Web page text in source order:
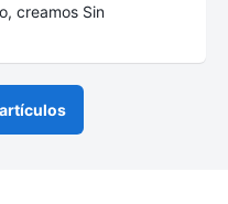
creamos Sin